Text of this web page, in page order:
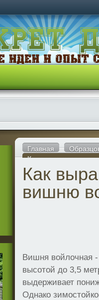
Главная
Как выращивать
Как
вишню
Вишня войлочная -
высотой до 3,5
выдерживает
Однако